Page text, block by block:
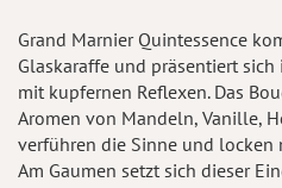
Grand Marnier Quintessence
Glaskaraffe und präsentiert
mit kupfernen Reflexen. Das
Aromen von Mandeln, Vanille,
verführen die Sinne und locken
Am Gaumen setzt sich dieser